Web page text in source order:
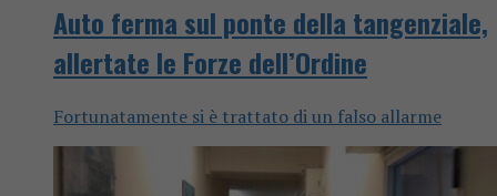
Auto ferma sul ponte della tangenziale,
allertate le Forze dell’Ordine
Fortunatamente si è trattato di un falso allarme